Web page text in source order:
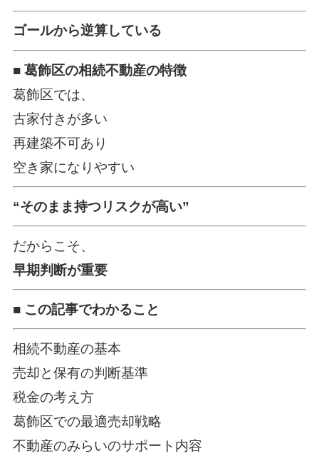
ゴールから逆算している
■ 葛飾区の相続不動産の特徴
葛飾区では、
古家付きが多い
再建築不可あり
空き家になりやすい
“そのまま持つリスクが高い”
だからこそ、
早期判断が重要
■ この記事でわかること
相続不動産の基本
売却と保有の判断基準
税金の考え方
葛飾区での最適売却戦略
不動産のみらいのサポート内容